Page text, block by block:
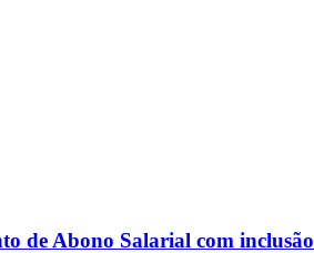
Abono Salarial com inclusão